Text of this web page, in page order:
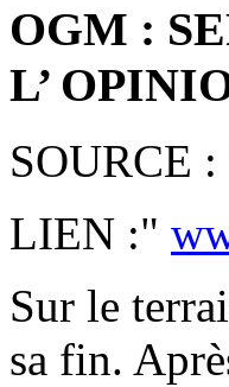
OGM :
L’
SOURCE
LIEN :"
Sur le
sa fin.